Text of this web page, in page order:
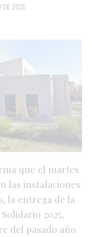
DE 2026
que el martes
las instalaciones
la entrega de la
2025,
del pasado año